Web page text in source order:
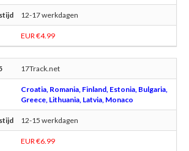
12-17 werkdagen
EUR €4.99
17Track.net
Croatia, Romania, Finland, Estonia, Bulgaria,
Greece, Lithuania, Latvia, Monaco
12-15 werkdagen
EUR €6.99